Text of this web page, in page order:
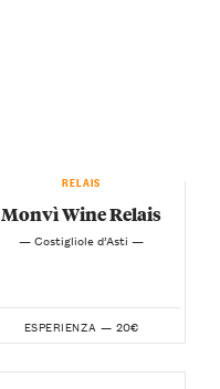
RELAIS
Monvì Wine Relais
— Costigliole d’Asti —
ESPERIENZA — 20€